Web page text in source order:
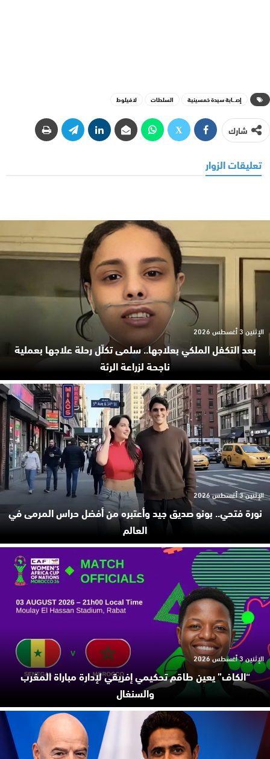
إصـ.ـابة سيدة خمسينية السلطات لافيلوط
شارك
تعليقات الزوار
بعد التكفل الملكي بعلاجها.. سلمى تكلّل رحلة علاجها بعملية
ناجحة لزراعة الرئة
الإثنين 3 أغسطس 2026
نورة فتحي.. بونو صديق جيد وأعتبره من أفضل حراس المرمى في
العالم
الإثنين 3 أغسطس 2026
“الكاف” يعين طاقم تحكيمي إفريقي لإدارة مباراة المغرب
والسنغال
الإثنين 3 أغسطس 2026